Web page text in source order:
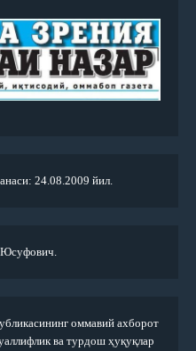
24.08.2009 йил.
оммавий ахборот
ва турдош ҳуқуқлар